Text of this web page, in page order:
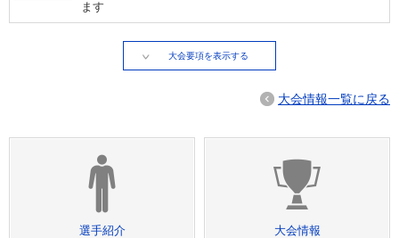
ます
大会要項を表示する
大会情報一覧に戻る
選手紹介 大会情報